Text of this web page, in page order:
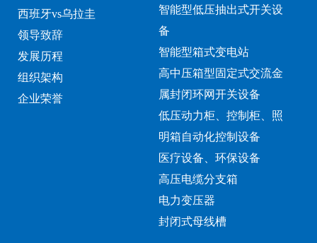
西班牙vs乌拉圭
领导致辞
发展历程
组织架构
企业荣誉
智能型低压抽出式开关设
备
智能型箱式变电站
高中压箱型固定式交流金
属封闭环网开关设备
低压动力柜、控制柜、照
明箱自动化控制设备
医疗设备、环保设备
高压电缆分支箱
电力变压器
封闭式母线槽